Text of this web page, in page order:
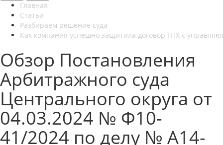
Главная
Статьи
Разбираем решение суда
Как компания успешно защитила договор ГПХ с
Обзор Постановления
Арбитражного суда
Центрального округа от
04.03.2024 № Ф10-
41/2024 по делу № А14-